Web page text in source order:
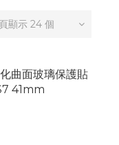
顯示 24 個